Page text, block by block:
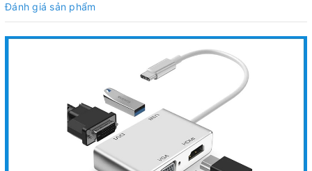
Đánh giá sản phẩm